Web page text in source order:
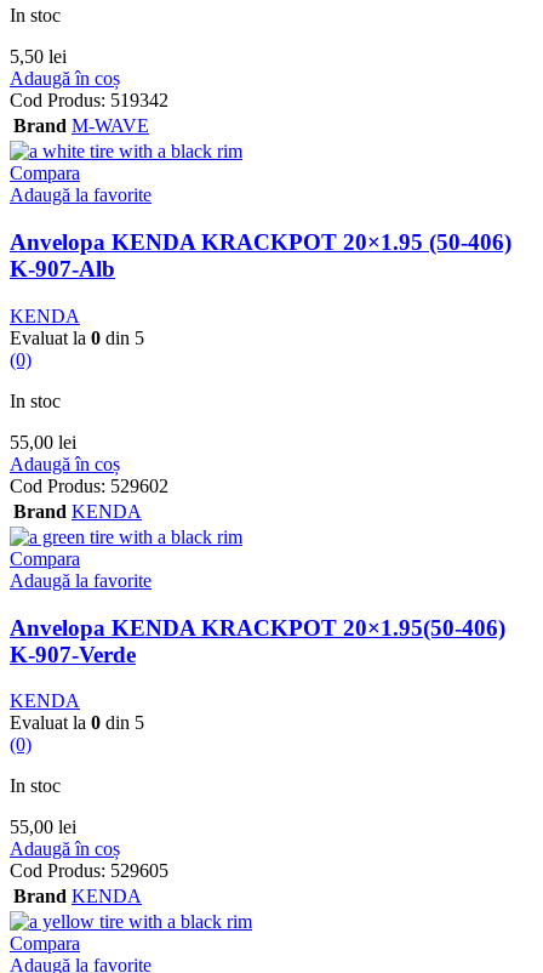
In stoc
5,50 lei
Adaugă în coș
Cod Produs: 519342
Brand M-WAVE
Compara
Adaugă la favorite
Anvelopa KENDA KRACKPOT 20×1.95 (50-406)
K-907-Alb
KENDA
Evaluat la 0 din 5
(0)
In stoc
55,00 lei
Adaugă în coș
Cod Produs: 529602
Brand KENDA
Compara
Adaugă la favorite
Anvelopa KENDA KRACKPOT 20×1.95(50-406)
K-907-Verde
KENDA
Evaluat la 0 din 5
(0)
In stoc
55,00 lei
Adaugă în coș
Cod Produs: 529605
Brand KENDA
Compara
Adaugă la favorite